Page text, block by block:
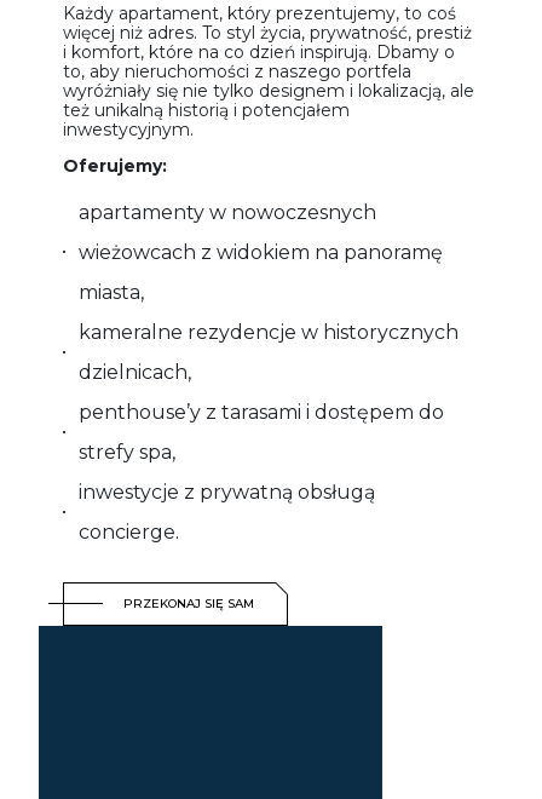
Każdy apartament, który prezentujemy, to coś
więcej niż adres. To styl życia, prywatność, prestiż
i komfort, które na co dzień inspirują. Dbamy o
to, aby nieruchomości z naszego portfela
wyróżniały się nie tylko designem i lokalizacją, ale
też unikalną historią i potencjałem
inwestycyjnym.
Oferujemy:
apartamenty w nowoczesnych
wieżowcach z widokiem na panoramę
miasta,
kameralne rezydencje w historycznych
dzielnicach,
penthouse’y z tarasami i dostępem do
strefy spa,
inwestycje z prywatną obsługą
concierge.
PRZEKONAJ SIĘ SAM